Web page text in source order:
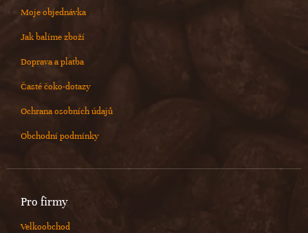
Moje objednávka
Jak balíme zboží
Doprava a platba
Časté čoko-dotazy
Ochrana osobních údajů
Obchodní podmínky
Pro firmy
Velkoobchod